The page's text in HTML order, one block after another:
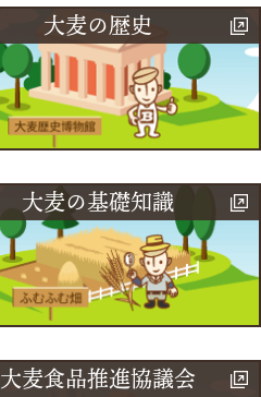
大麦の歴史
大麦の基礎知識
大麦食品推進協議会